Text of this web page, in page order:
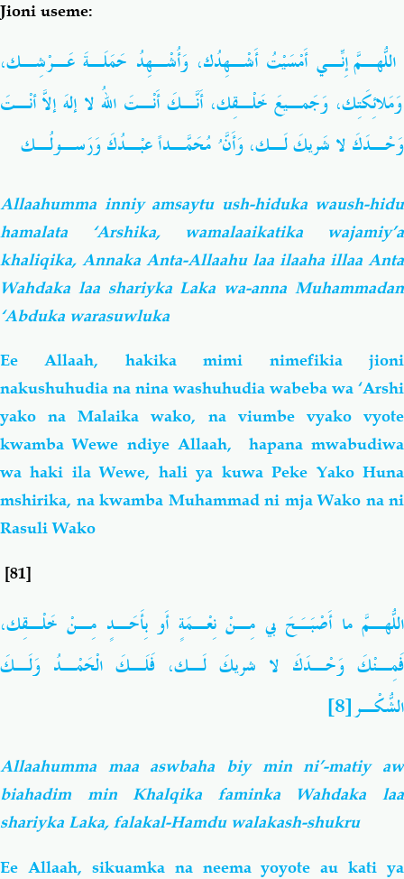
Jioni useme:
اللّهُـمَّ إِنِّـي أَمْسَيْتُ أَشْـهِدُك، وَأُشْـهِدُ حَمَلَـةَ عَـرْشِـك،
وَمَلائِكَتِك، وَجَمـيعَ خَلْـقِك، أَنَّـكَ أَنْـتَ اللهُ لا إلهَ إلاّ أَنْـتَ
وَحْـدَكَ لا شَريكَ لَـك، وَأَنَّ ُ مُحَمّـداً عَبْـدُكَ وَرَسـولُـك
Allaahumma inniy amsaytu ush-hiduka waush-hidu
hamalata ‘Arshika, wamalaaikatika wajamiy’a
khaliqika, Annaka Anta-Allaahu laa ilaaha illaa Anta
Wahdaka laa shariyka Laka wa-anna Muhammadan
‘Abduka warasuwluka
Ee Allaah, hakika mimi nimefikia jioni
nakushuhudia na nina washuhudia wabeba wa ‘Arshi
yako na Malaika wako, na viumbe vyako vyote
kwamba Wewe ndiye Allaah, hapana mwabudiwa
wa haki ila Wewe, hali ya kuwa Peke Yako Huna
mshirika, na kwamba Muhammad ni mja Wako na ni
Rasuli Wako
[81]
اللّهُـمَّ ما أَصْبَـَحَ بي مِـنْ نِعْـمَةٍ أَو بِأَحَـدٍ مِـنْ خَلْـقِك،
فَمِـنْكَ وَحْـدَكَ لا شريكَ لَـك، فَلَـكَ الْحَمْـدُ وَلَـكَ
الشُّكْـر[8]
Allaahumma maa aswbaha biy min ni’-matiy aw
biahadim min Khalqika faminka Wahdaka laa
shariyka Laka, falakal-Hamdu walakash-shukru
Ee Allaah, sikuamka na neema yoyote au kati ya